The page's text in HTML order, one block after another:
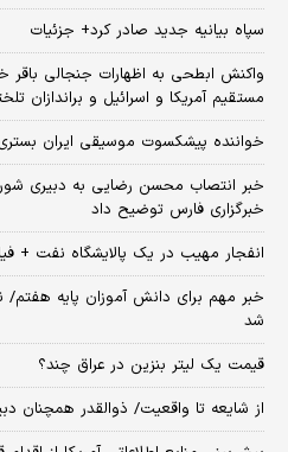
سپاه بیانیه جدید صادر کرد+ جزئیات
واکنش ابطحی به اظهارات جنجالی باقر
مستقیم آمریکا و اسرائیل و براندازان
خواننده پیشکسوت موسیقی ایران
خبر انتصاب محسن رضایی به دبیری
خبرگزاری فارس توضیح داد
انفجار مهیب در یک پالایشگاه نفت +
خبر مهم برای دانش آموزان پایه هفتم/
شد
قیمت یک لیتر بنزین در عراق چند؟
از شایعه تا واقعیت/ ذوالقدر همچنان